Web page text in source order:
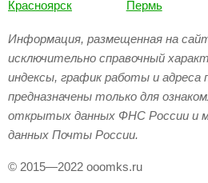
Красноярск
Пермь
Информация, размещенная на
исключительно справочный
индексы, график работы и адреса
предназначены только для
открытых данных ФНС России и
данных Почты России.
© 2015—2022 ooomks.ru